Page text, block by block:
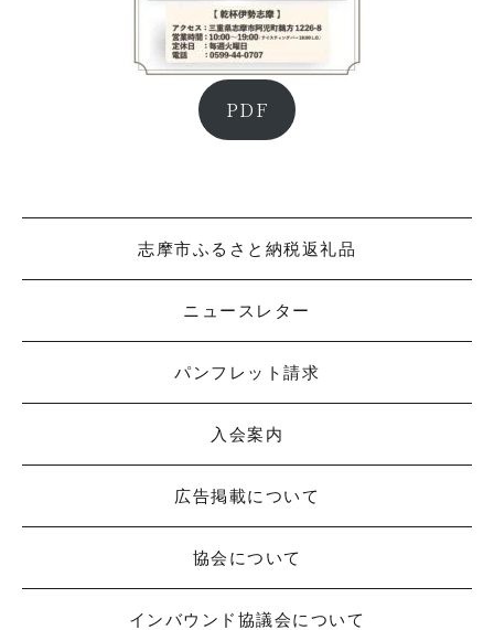
PDF
志摩市ふるさと納税返礼品
ニュースレター
パンフレット請求
入会案内
広告掲載について
協会について
インバウンド協議会について